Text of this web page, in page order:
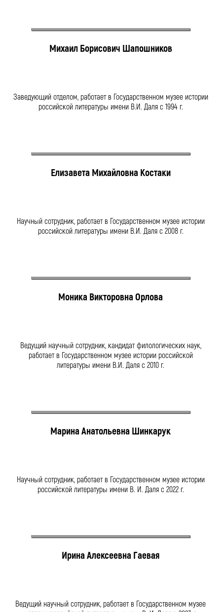
Михаил Борисович Шапошников
Заведующий отделом, работает в Государственном музее истории
российской литературы имени В.И. Даля с 1994 г.
Елизавета Михайловна Костаки
Научный сотрудник, работает в Государственном музее истории
российской литературы имени В.И. Даля с 2008 г.
Моника Викторовна Орлова
Ведущий научный сотрудник, кандидат филологических наук,
работает в Государственном музее истории российской
литературы имени В.И. Даля с 2010 г.
Марина Анатольевна Шинкарук
Научный сотрудник, работает в Государственном музее истории
российской литературы имени В. И. Даляс 2022 г.
Ирина Алексеевна Гаевая
Ведущий научный сотрудник, работает в Государственном музее